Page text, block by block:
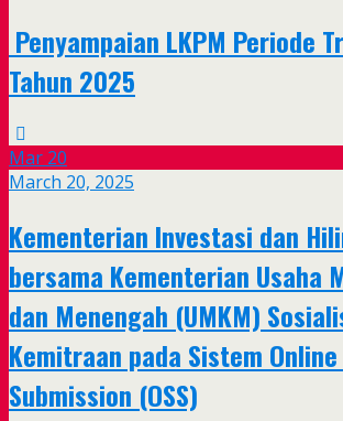
Penyampaian LKPM Periode
Tahun 2025
Mar 20
March 20, 2025
Kementerian Investasi dan
bersama Kementerian Usaha
dan Menengah (UMKM)
Kemitraan pada Sistem
Submission (OSS)